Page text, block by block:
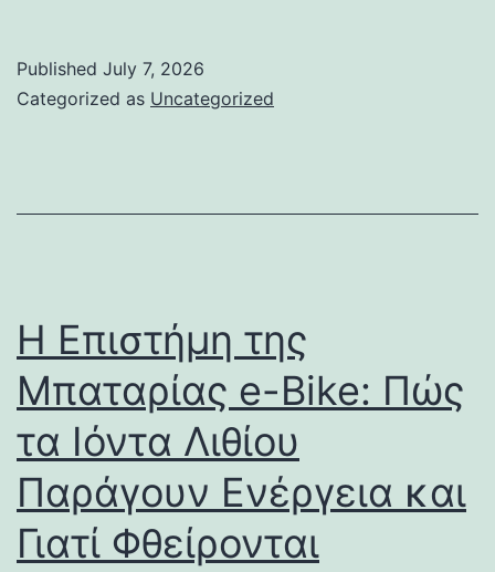
Published July 7, 2026
Categorized as Uncategorized
Η Επιστήμη της
Μπαταρίας e-Bike: Πώς
τα Ιόντα Λιθίου
Παράγουν Ενέργεια και
Γιατί Φθείρονται